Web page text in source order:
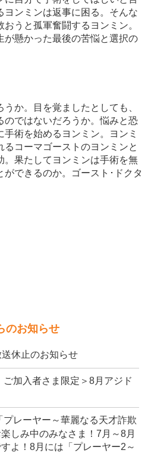
ヨンミンは返事に困る。そんな
うと孤軍奮闘するヨンミン。
が懸かった最後の苦悩と選択の
か。目を覚ましたとしても、
のではないだろうか。悩みと恐
術を始めるヨンミン。ヨンミ
るコーマゴーストのヨンミンと
。果たしてヨンミンは手術を無
できるのか。ゴースト･ドクタ
のお知らせ
休止のお知らせ
ご加入者さま限定＞8月アジド
プレーヤー～華麗なる天才詐欺
しみ中のみなさま！7月～8月
よ！8月には「プレーヤー2～